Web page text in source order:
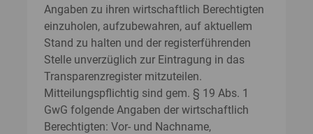
Angaben zu ihren wirtschaftlich Berechtigten
einzuholen, aufzubewahren, auf aktuellem
Stand zu halten und der registerführenden
Stelle unverzüglich zur Eintragung in das
Transparenzregister mitzuteilen.
Mitteilungspflichtig sind gem. § 19 Abs. 1
GwG folgende Angaben der wirtschaftlich
Berechtigten: Vor- und Nachname,